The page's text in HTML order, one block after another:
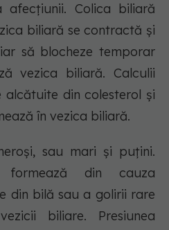
Colica biliară
biliară se contractă și
să blocheze temporar
vezica biliară. Calculii
alcătuite din colesterol și
în vezica biliară.
sau mari și puțini.
din cauza
din bilă sau a golirii rare
biliare. Presiunea